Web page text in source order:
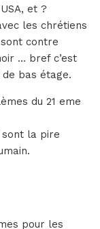
et ?
les chrétiens
contre
… bref c’est
bas étage.
du 21 eme
sont la pire
pour les